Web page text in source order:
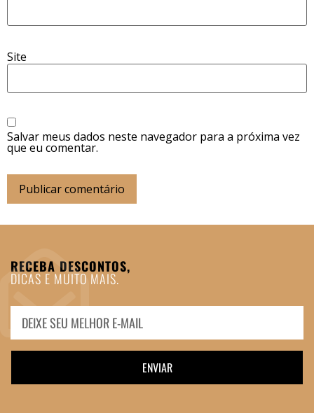
Site
Salvar meus dados neste navegador para a próxima vez
que eu comentar.
RECEBA DESCONTOS,
DICAS E MUITO MAIS.
ENVIAR